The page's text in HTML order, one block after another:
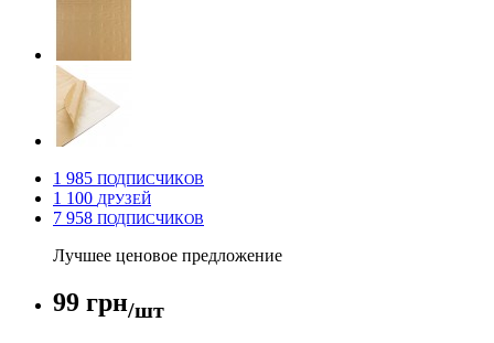
1 985 ПОДПИСЧИКОВ
1 100 ДРУЗЕЙ
7 958 ПОДПИСЧИКОВ
Лучшее ценовое предложение
99 грн/шт